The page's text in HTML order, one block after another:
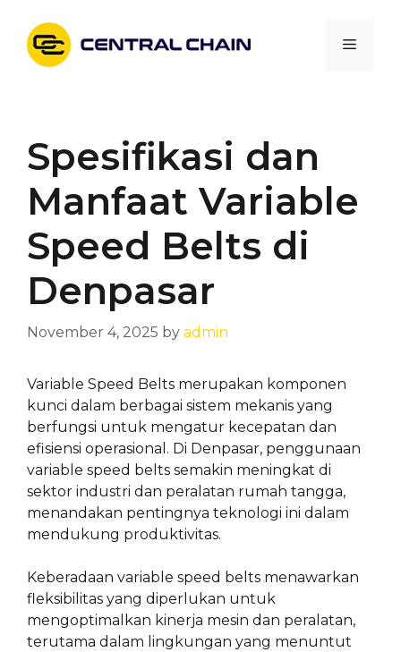
content
Menu
Spesifikasi dan
Manfaat Variable
Speed Belts di
Denpasar
November 4, 2025 by admin
Variable Speed Belts merupakan komponen
kunci dalam berbagai sistem mekanis yang
berfungsi untuk mengatur kecepatan dan
efisiensi operasional. Di Denpasar, penggunaan
variable speed belts semakin meningkat di
sektor industri dan peralatan rumah tangga,
menandakan pentingnya teknologi ini dalam
mendukung produktivitas.
Keberadaan variable speed belts menawarkan
fleksibilitas yang diperlukan untuk
mengoptimalkan kinerja mesin dan peralatan,
terutama dalam lingkungan yang menuntut